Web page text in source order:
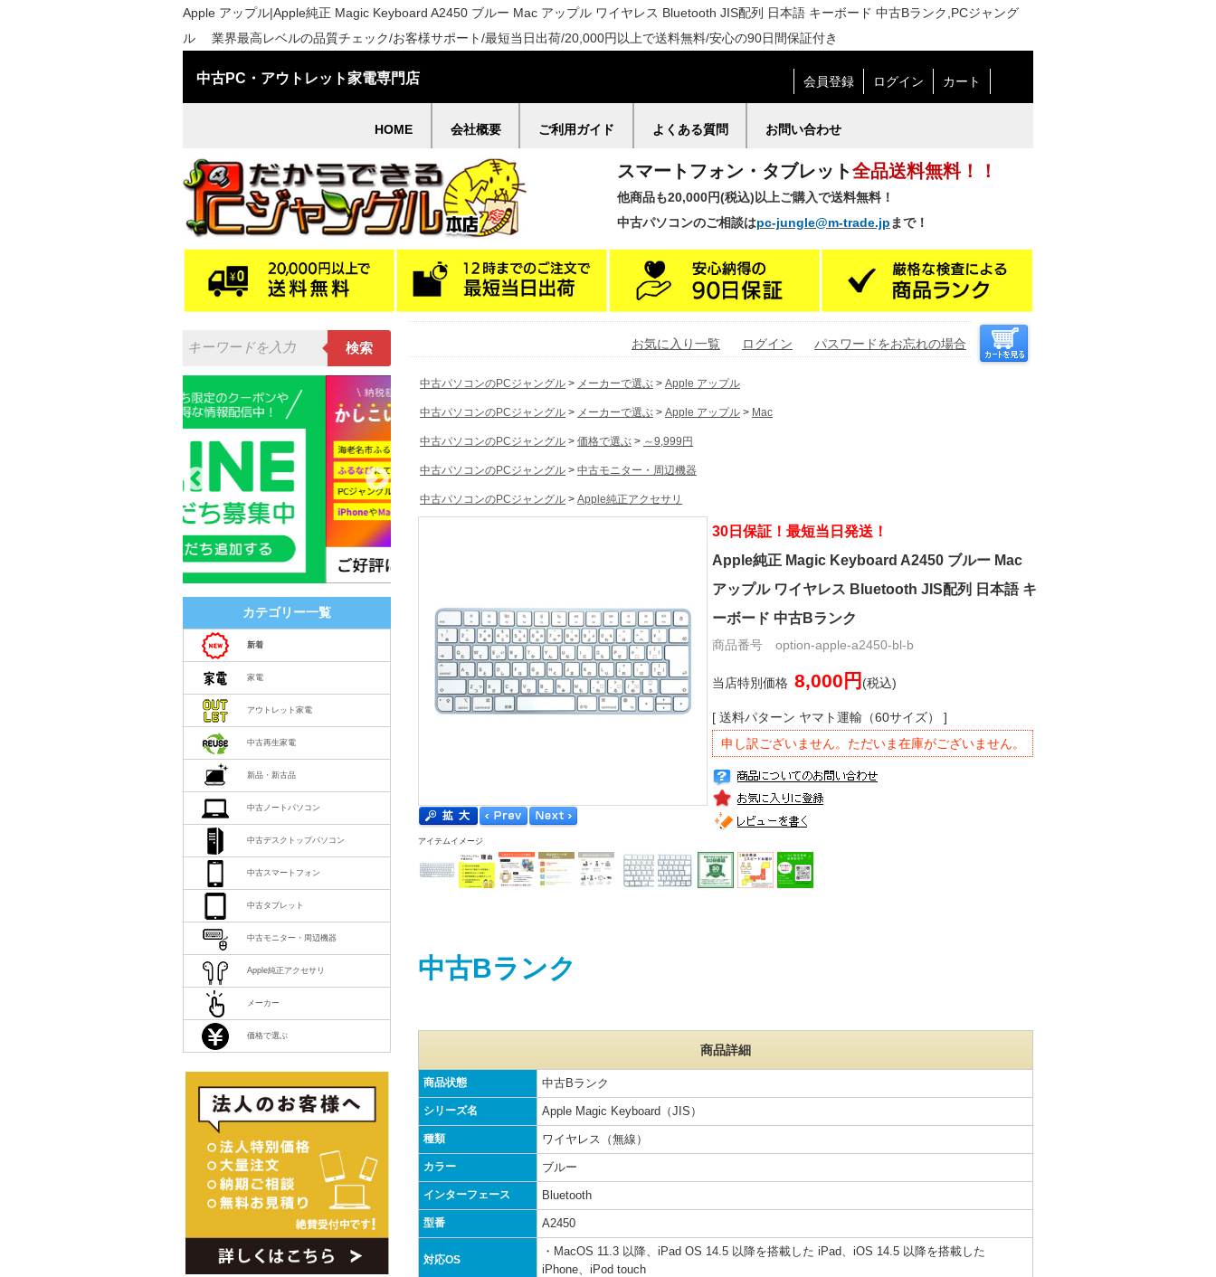
Apple アップル|Apple純正 Magic Keyboard A2450 ブルー Mac アップル ワイヤレス Bluetooth JIS配列 日本語 キーボード 中古Bランク,PCジャング
ル 業界最高レベルの品質チェック/お客様サポート/最短当日出荷/20,000円以上で送料無料/安心の90日間保証付き
中古PC・アウトレット家電専門店 会員登録 ログイン カート
HOME 会社概要 ご利用ガイド よくある質問 お問い合わせ
スマートフォン・タブレット全品送料無料！！
他商品も20,000円(税込)以上ご購入で送料無料！
中古パソコンのご相談はpc-jungle@m-trade.jp まで！
検索
カテゴリー一覧
新着
家電
アウトレット家電
中古再生家電
新品・新古品
中古ノートパソコン
中古デスクトップパソコン
中古スマートフォン
中古タブレット
中古モニター・周辺機器
Apple純正アクセサリ
メーカー
価格で選ぶ
お気に入り一覧 ログイン パスワードをお忘れの場合
中古パソコンのPCジャングル > メーカーで選ぶ > Apple アップル
中古パソコンのPCジャングル > メーカーで選ぶ > Apple アップル > Mac
中古パソコンのPCジャングル > 価格で選ぶ > ～9,999円
中古パソコンのPCジャングル > 中古モニター・周辺機器
中古パソコンのPCジャングル > Apple純正アクセサリ
30日保証！最短当日発送！
Apple純正 Magic Keyboard A2450 ブルー Mac
アップル ワイヤレス Bluetooth JIS配列 日本語 キ
ーボード 中古Bランク
商品番号 option-apple-a2450-bl-b
当店特別価格 8,000円 (税込)
[ 送料パターン ヤマト運輸（60サイズ） ]
申し訳ございません。ただいま在庫がございません。
アイテムイメージ
中古Bランク
商品詳細
商品状態 中古Bランク
シリーズ名 Apple Magic Keyboard（JIS）
種類 ワイヤレス（無線）
カラー ブルー
インターフェース Bluetooth
型番 A2450
対応OS
・MacOS 11.3 以降、iPad OS 14.5 以降を搭載した iPad、iOS 14.5 以降を搭載した
iPhone、iPod touch